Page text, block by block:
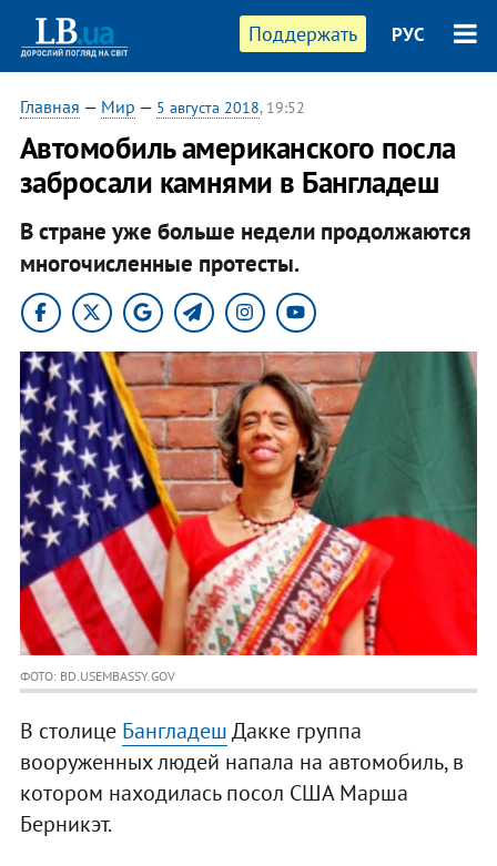
Поддержать РУС
Главная — Мир — 5 августа 2018, 19:52
Автомобиль американского посла
забросали камнями в Бангладеш
В стране уже больше недели продолжаются
многочисленные протесты.
ФОТО: BD.USEMBASSY.GOV
В столице БангладешДакке группа
вооруженных людей напала на автомобиль, в
котором находилась посол США Марша
Берникэт.